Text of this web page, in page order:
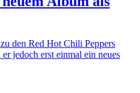
den Red Hot Chili Peppers
jedoch erst einmal ein neues